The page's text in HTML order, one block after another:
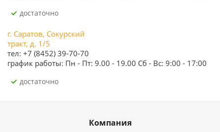
Достаточно
г. Саратов, Сокурский
тракт, д. 1/5
тел: +7 (8452) 39-70-70
график работы: Пн - Пт: 9.00 - 19.00 Сб - Вс: 9:00 - 17:00
Достаточно
Компания